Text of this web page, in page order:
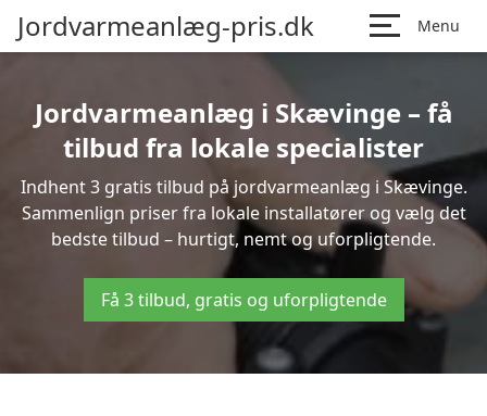
Jordvarmeanlæg-pris.dk Menu
Jordvarmeanlæg i Skævinge – få
tilbud fra lokale specialister
Indhent 3 gratis tilbud på jordvarmeanlæg i Skævinge.
Sammenlign priser fra lokale installatører og vælg det
bedste tilbud – hurtigt, nemt og uforpligtende.
Få 3 tilbud, gratis og uforpligtende